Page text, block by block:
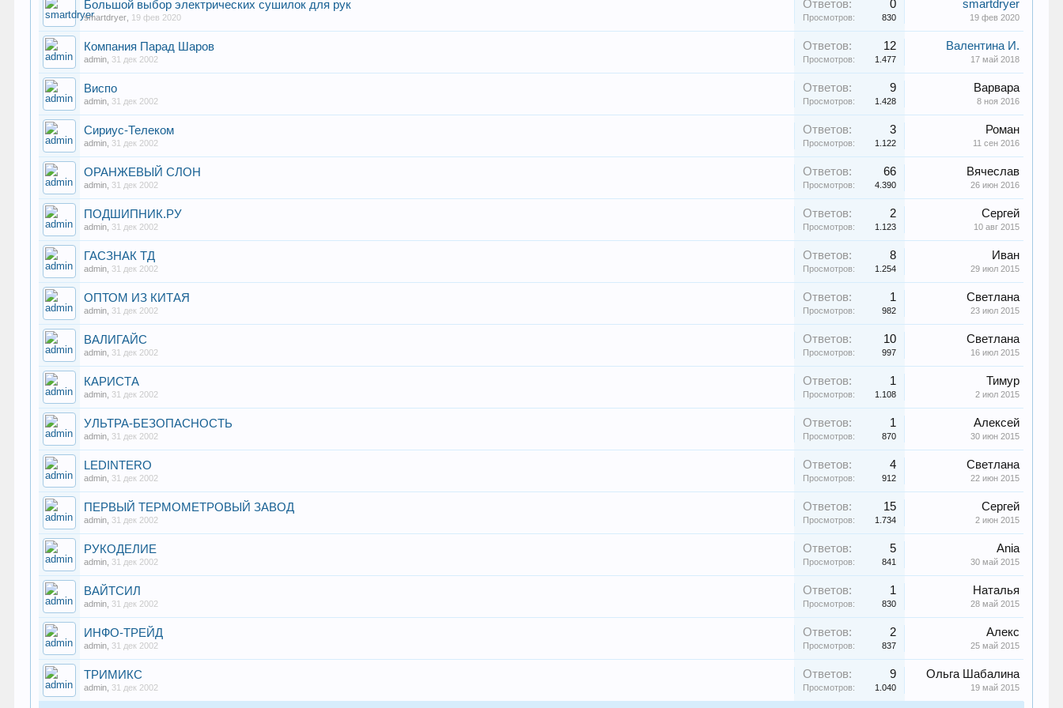
Большой выбор электрических сушилок для рук
smartdryer 19 фев 2020
Ответов: 0
Просмотров: 830
smartdryer
19 фев 2020
Компания Парад Шаров
admin 31 дек 2002
Ответов: 12
Просмотров: 1.477
Валентина И.
17 май 2018
Виспо
admin 31 дек 2002
Ответов: 9
Просмотров: 1.428
Варвара
8 ноя 2016
Сириус-Телеком
admin 31 дек 2002
Ответов: 3
Просмотров: 1.122
Роман
11 сен 2016
ОРАНЖЕВЫЙ СЛОН
admin 31 дек 2002
Ответов: 66
Просмотров: 4.390
Вячеслав
26 июн 2016
ПОДШИПНИК.РУ
admin 31 дек 2002
Ответов: 2
Просмотров: 1.123
Сергей
10 авг 2015
ГАСЗНАК ТД
admin 31 дек 2002
Ответов: 8
Просмотров: 1.254
Иван
29 июл 2015
ОПТОМ ИЗ КИТАЯ
admin 31 дек 2002
Ответов: 1
Просмотров: 982
Светлана
23 июл 2015
ВАЛИГАЙС
admin 31 дек 2002
Ответов: 10
Просмотров: 997
Светлана
16 июл 2015
КАРИСТА
admin 31 дек 2002
Ответов: 1
Просмотров: 1.108
Тимур
2 июл 2015
УЛЬТРА-БЕЗОПАСНОСТЬ
admin 31 дек 2002
Ответов: 1
Просмотров: 870
Алексей
30 июн 2015
LEDINTERO
admin 31 дек 2002
Ответов: 4
Просмотров: 912
Светлана
22 июн 2015
ПЕРВЫЙ ТЕРМОМЕТРОВЫЙ ЗАВОД
admin 31 дек 2002
Ответов: 15
Просмотров: 1.734
Сергей
2 июн 2015
РУКОДЕЛИЕ
admin 31 дек 2002
Ответов: 5
Просмотров: 841
Ania
30 май 2015
ВАЙТСИЛ
admin 31 дек 2002
Ответов: 1
Просмотров: 830
Наталья
28 май 2015
ИНФО-ТРЕЙД
admin 31 дек 2002
Ответов: 2
Просмотров: 837
Алекс
25 май 2015
ТРИМИКС
admin 31 дек 2002
Ответов: 9
Просмотров: 1.040
Ольга Шабалина
19 май 2015